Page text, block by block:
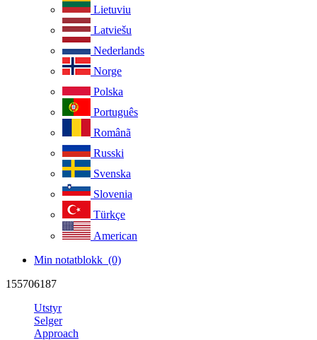
Lietuviu
Latviešu
Nederlands
Norge
Polska
Português
Românã
Russki
Svenska
Slovenia
Türkçe
American
Min notatblokk (0)
155706187
Utstyr
Selger
Approach